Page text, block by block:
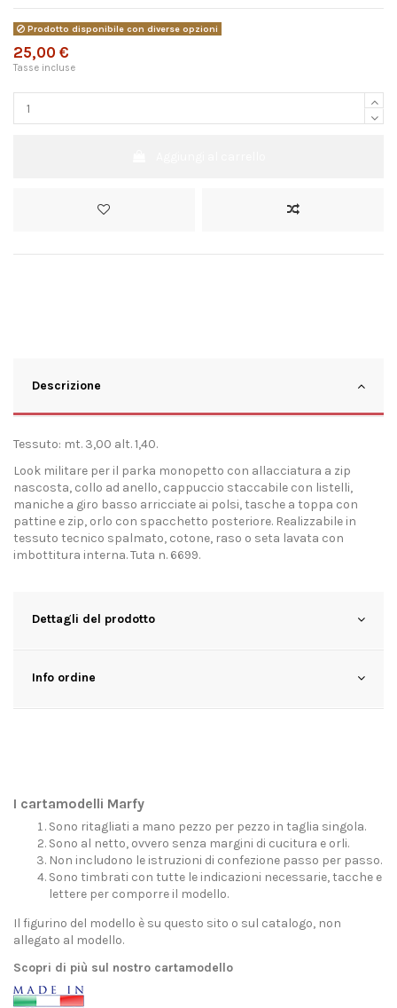
Prodotto disponibile con diverse opzioni
25,00 €
Tasse incluse
Descrizione
Tessuto: mt. 3,00 alt. 1,40.
Look militare per il parka monopetto con allacciatura a zip
nascosta, collo ad anello, cappuccio staccabile con listelli,
maniche a giro basso arricciate ai polsi, tasche a toppa con
pattine e zip, orlo con spacchetto posteriore. Realizzabile in
tessuto tecnico spalmato, cotone, raso o seta lavata con
imbottitura interna. Tuta n. 6699.
Dettagli del prodotto
Info ordine
I cartamodelli Marfy
Sono ritagliati a mano pezzo per pezzo in taglia singola.
Sono al netto, ovvero senza margini di cucitura e orli.
Non includono le istruzioni di confezione passo per passo.
Sono timbrati con tutte le indicazioni necessarie, tacche e
lettere per comporre il modello.
Il figurino del modello è su questo sito o sul catalogo, non
allegato al modello.
Scopri di più sul nostro cartamodello